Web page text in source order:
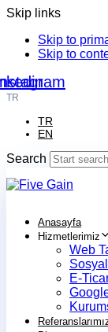
Skip links
Skip to
Skip to
TR
TR
EN
Search
Anasayfa
Hizmetlerimiz
Web
E-